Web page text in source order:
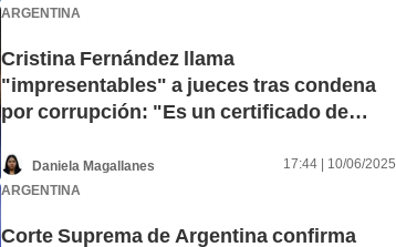
ARGENTINA
Cristina Fernández llama
"impresentables" a jueces tras condena
por corrupción: "Es un certificado de
Daniela Magallanes
17:44 | 10/06/2025
ARGENTINA
Corte Suprema de Argentina confirma